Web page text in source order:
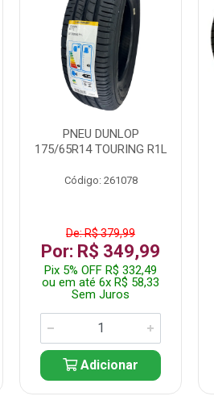
PNEU DUNLOP
175/65R14 TOURING R1L
Código: 261078
De: R$ 379,99
Por: R$ 349,99
Pix 5% OFF R$ 332,49
ou em até 6x R$ 58,33
Sem Juros
Adicionar